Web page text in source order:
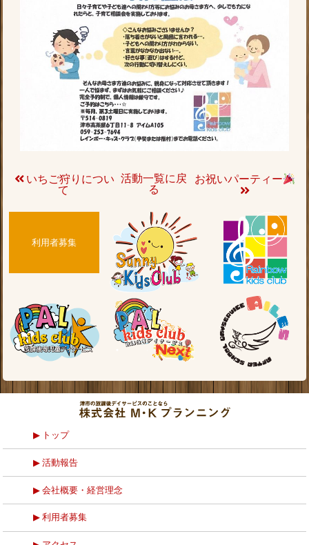
いちご狩りについ
て
活動一覧に戻
る
お祝いパーティー
利用者募集
トップ
活動報告
会社概要・経営理念
利用者募集